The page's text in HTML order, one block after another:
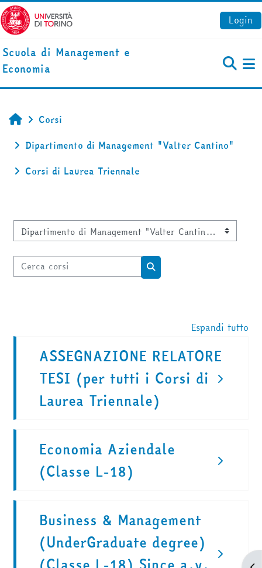
Vai al contenuto principale
Login
Scuola di Management e
Economia
Home
Corsi
Dipartimento di Management "Valter Cantino"
Corsi di Laurea Triennale
Categorie di corso
Cerca corsi
Cerca corsi
Espandi tutto
ASSEGNAZIONE RELATORE
TESI (per tutti i Corsi di
Laurea Triennale)
Economia Aziendale
(Classe L-18)
Business & Management
(UnderGraduate degree)